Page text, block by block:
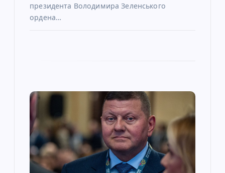
президента Володимира Зеленського
ордена…